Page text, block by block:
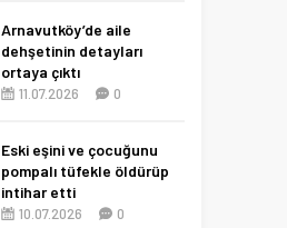
Arnavutköy’de aile
dehşetinin detayları
ortaya çıktı
11.07.2026 0
Eski eşini ve çocuğunu
pompalı tüfekle öldürüp
intihar etti
10.07.2026 0